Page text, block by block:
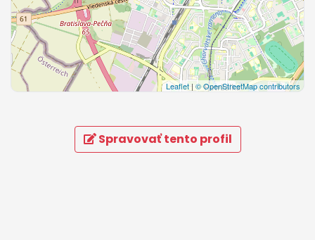
Leaflet| © OpenStreetMap contributors
Spravovať tento profil